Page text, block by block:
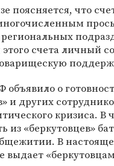
поясняется, что
счета личный
о
и других
кризиса.
из «беркутовцев»
В